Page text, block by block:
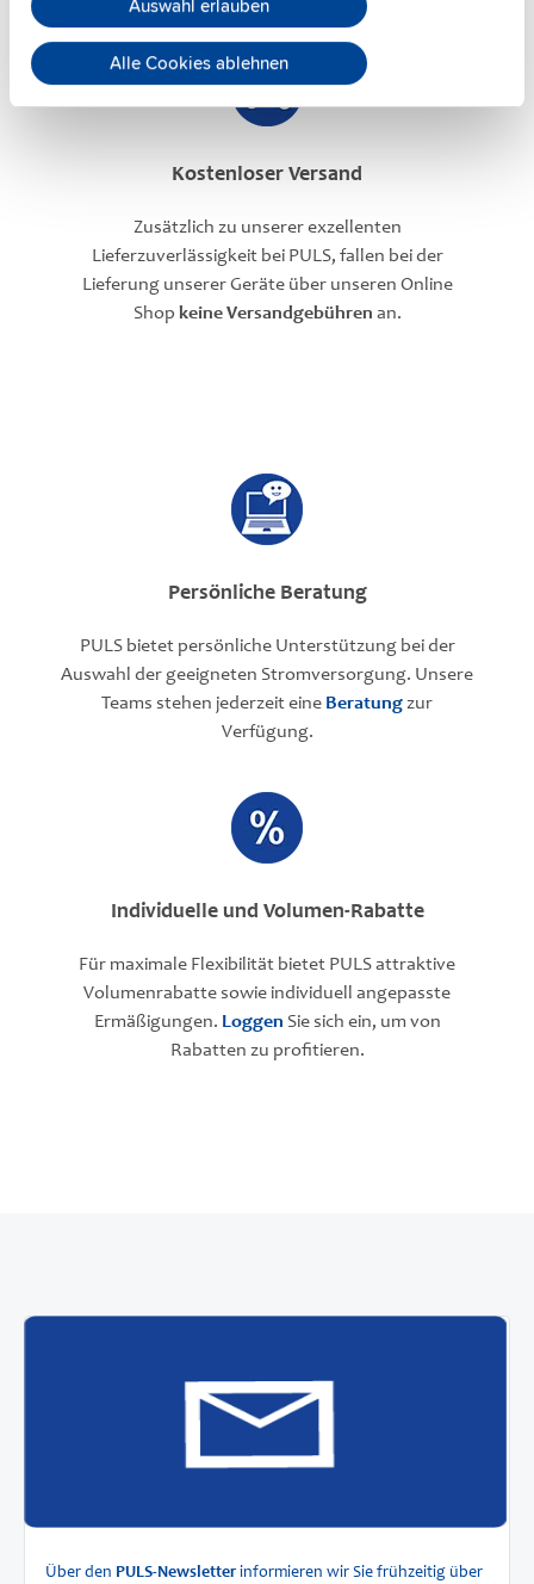
Auswahl erlauben
Alle Cookies ablehnen
Kostenloser Versand
Zusätzlich zu unserer exzellenten
Lieferzuverlässigkeit bei PULS, fallen bei der
Lieferung unserer Geräte über unseren Online
Shop keine Versandgebühren an.
Persönliche Beratung
PULS bietet persönliche Unterstützung bei der
Auswahl der geeigneten Stromversorgung. Unsere
Teams stehen jederzeit eine Beratungzur
Verfügung.
Individuelle und Volumen-Rabatte
Für maximale Flexibilität bietet PULS attraktive
Volumenrabatte sowie individuell angepasste
Ermäßigungen. Loggen Sie sich ein, um von
Rabatten zu profitieren.
Über den PULS-Newsletter informieren wir Sie frühzeitig über